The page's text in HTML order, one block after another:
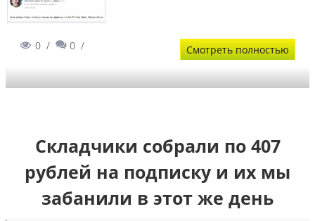
0 0 Смотреть полностью
Складчики собрали по 407
рублей на подписку и их мы
забанили в этот же день